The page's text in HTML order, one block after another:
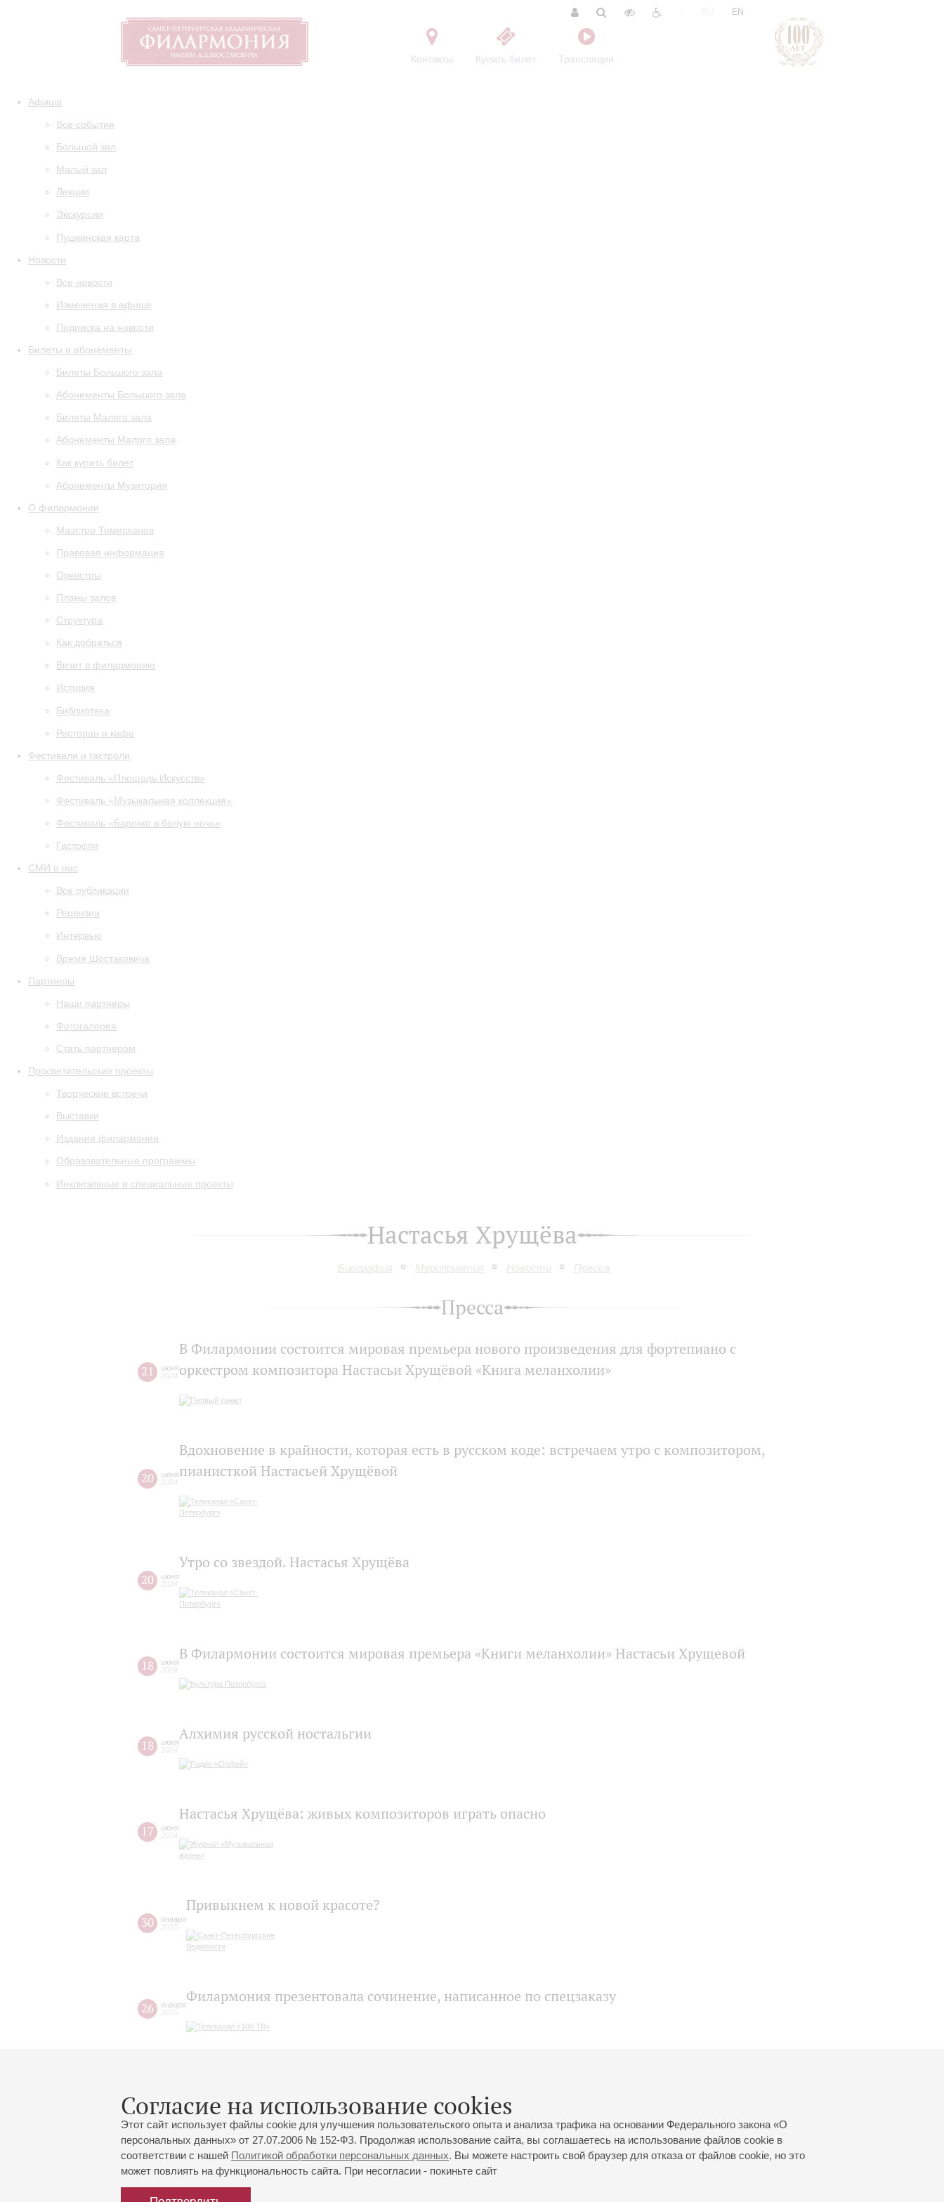
Контакты Купить билет Трансляции
EN
Афиша
Все события
Большой зал
Малый зал
Лекции
Экскурсии
Пушкинская карта
Новости
Все новости
Изменения в афише
Подписка на новости
Билеты и абонементы
Билеты Большого зала
Абонементы Большого зала
Билеты Малого зала
Абонементы Малого зала
Как купить билет
Абонементы Музитория
О филармонии
Маэстро Темирканов
Правовая информация
Оркестры
Планы залов
Структура
Как добраться
Визит в филармонию
История
Библиотека
Ресторан и кафе
Фестивали и гастроли
Фестиваль «Площадь Искусств»
Фестиваль «Музыкальная коллекция»
Фестиваль «Барокко в белую ночь»
Гастроли
СМИ о нас
Все публикации
Рецензии
Интервью
Время Шостаковича
Партнеры
Наши партнеры
Фотогалерея
Стать партнером
Просветительские проекты
Творческие встречи
Выставки
Издания филармонии
Образовательные программы
Инклюзивные и специальные проекты
Настасья Хрущёва
Биография Мероприятия Новости Пресса
Согласие на использование cookies
Этот сайт использует файлы cookie для улучшения пользовательского опыта и анализа трафика на основании Федерального закона «О
персональных данных» от 27.07.2006 № 152-ФЗ. Продолжая использование сайта, вы соглашаетесь на использование файлов cookie в
соответствии с нашей Политикой обработки персональных данных. Вы можете настроить свой браузер для отказа от файлов cookie, но это
может повлиять на функциональность сайта. При несогласии - покиньте сайт
Пресса
21
июня
2024
В Филармонии состоится мировая премьера нового произведения для фортепиано с
оркестром композитора Настасьи Хрущёвой «Книга меланхолии»
20
июня
2024
Вдохновение в крайности, которая есть в русском коде: встречаем утро с композитором,
пианисткой Настасьей Хрущёвой
20
июня
2024
Утро со звездой. Настасья Хрущёва
18
июня
2024
В Филармонии состоится мировая премьера «Книги меланхолии» Настасьи Хрущевой
18
июня
2024
Алхимия русской ностальгии
17
июня
2024
Настасья Хрущёва: живых композиторов играть опасно
30
января
2015
Привыкнем к новой красоте?
26
января
2015
Филармония презентовала сочинение, написанное по спецзаказу